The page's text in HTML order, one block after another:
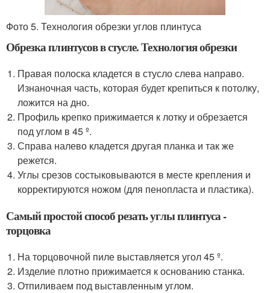
Фото 5. Технология обрезки углов плинтуса
Обрезка плинтусов в стусле. Технология обрезки
Правая полоска кладется в стусло слева направо.
Изнаночная часть, которая будет крепиться к потолку,
ложится на дно.
Профиль крепко прижимается к лотку и обрезается
под углом в 45 º.
Справа налево кладется другая планка и так же
режется.
Углы срезов состыковываются в месте крепления и
корректируются ножом (для пенопласта и пластика).
Самый простой способ резать углы плинтуса -
торцовка
На торцовочной пиле выставляется угол 45 º.
Изделие плотно прижимается к основанию станка.
Отпиливаем под выставленным углом.